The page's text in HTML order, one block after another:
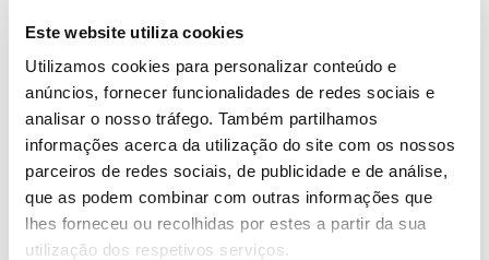
Este website utiliza cookies
Utilizamos cookies para personalizar conteúdo e
anúncios, fornecer funcionalidades de redes sociais e
analisar o nosso tráfego. Também partilhamos
informações acerca da utilização do site com os nossos
parceiros de redes sociais, de publicidade e de análise,
que as podem combinar com outras informações que
lhes forneceu ou recolhidas por estes a partir da sua
utilização dos respetivos serviços.
último dia será dedicado a visitas técnicas.
Saiba mais
13.07.2026
Genoma do priolo e de outras espécies em risco:
conhecer para conservar